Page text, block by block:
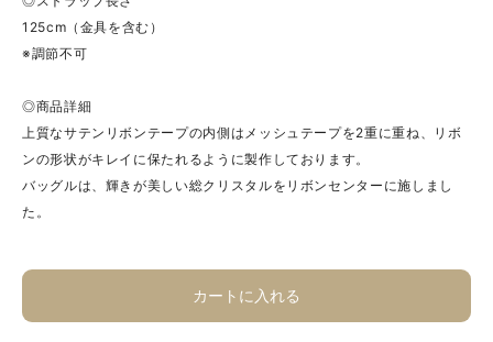
125cm（金具を含む）
※調節不可
◎商品詳細
上質なサテンリボンテープの内側はメッシュテープを2重に重ね、リボ
ンの形状がキレイに保たれるように製作しております。
バッグルは、輝きが美しい総クリスタルをリボンセンターに施しまし
た。
カートに入れる